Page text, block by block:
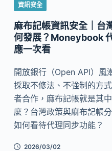
資訊安全
麻布記帳資訊安全｜台
何發展？Moneybook
應一次看
開放銀行（Open API）風
採取不修法、不強制的方
者合作，麻布記帳就是其
麼？台灣政策與麻布記帳
如何看待代理同步功能？
2026/03/02